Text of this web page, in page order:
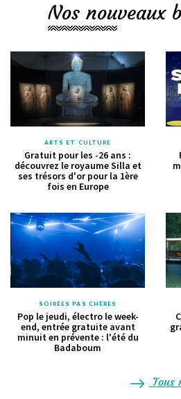
Nos nouveaux
ARTS ET CULTURE
Gratuit pour les -26 ans :
découvrez le royaume Silla et
ses trésors d'or pour la 1ère
fois en Europe
SOIRÉES PAS CHÈRES
Pop le jeudi, électro le week-
end, entrée gratuite avant
minuit en prévente : l'été du
Badaboum
Tous